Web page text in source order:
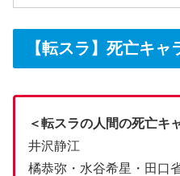
【転スラ】死亡キャ
＜転スラの人間の死亡キ
井沢静江
橘恭弥・水谷希星・田口